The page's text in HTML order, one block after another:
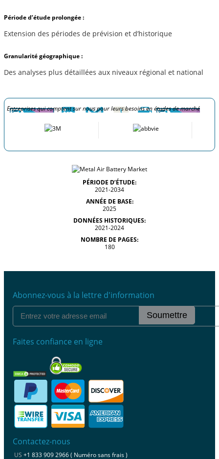
Période d’étude prolongée :
Extension des périodes de prévision et d’historique
Granularité géographique :
Des analyses plus détaillées aux niveaux régional et national
Entreprises qui comptent sur nous pour leurs besoins en études de marché
PÉRIODE D’ÉTUDE:
2021-2034
ANNÉE DE BASE:
2025
DONNÉES HISTORIQUES:
2021-2024
NOMBRE DE PAGES:
180
Abonnez-vous à la lettre d'information
Soumettre
Faites confiance en ligne
Contactez-nous
US +1 833 909 2966 ( Numéro sans frais )